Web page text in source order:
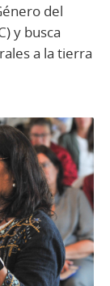
del
y busca
a la tierra